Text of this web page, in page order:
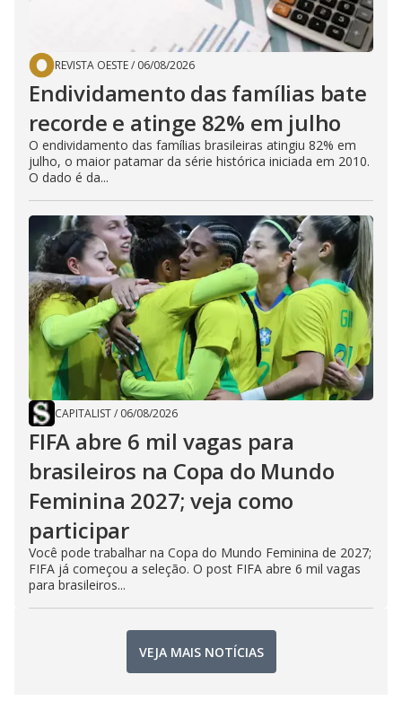
REVISTA OESTE/ 06/08/2026
Endividamento das famílias bate
recorde e atinge 82% em julho
O endividamento das famílias brasileiras atingiu 82% em
julho, o maior patamar da série histórica iniciada em 2010.
O dado é da...
CAPITALIST/ 06/08/2026
FIFA abre 6 mil vagas para
brasileiros na Copa do Mundo
Feminina 2027; veja como
participar
Você pode trabalhar na Copa do Mundo Feminina de 2027;
FIFA já começou a seleção. O post FIFA abre 6 mil vagas
para brasileiros...
VEJA MAIS NOTÍCIAS